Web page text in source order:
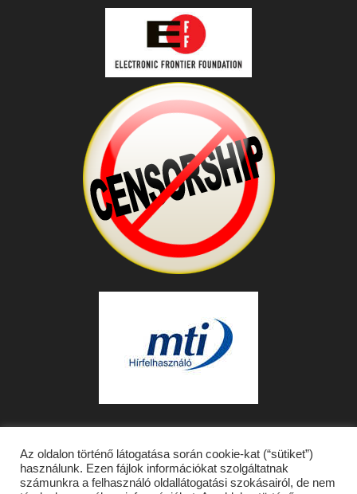
Az oldalon történő látogatása során cookie-kat (“sütiket”)
használunk. Ezen fájlok információkat szolgáltatnak
számunkra a felhasználó oldallátogatási szokásairól, de nem